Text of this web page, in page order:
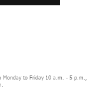
Monday to Friday 10 a.m. - 5 p.m.,